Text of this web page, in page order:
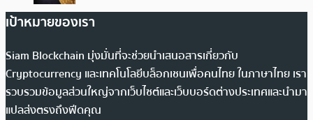
เป้าหมายของเรา
Siam Blockchain มุ่งมั่นที่จะช่วยนำเสนอสารเกี่ยวกับ
Cryptocurrency และเทคโนโลยีบล็อกเชนเพื่อคนไทย ในภาษาไทย เรา
รวบรวมข้อมูลส่วนใหญ่จากเว็บไซต์และเว็บบอร์ดต่างประเทศและนำมา
แปลส่งตรงถึงฟีดคุณ